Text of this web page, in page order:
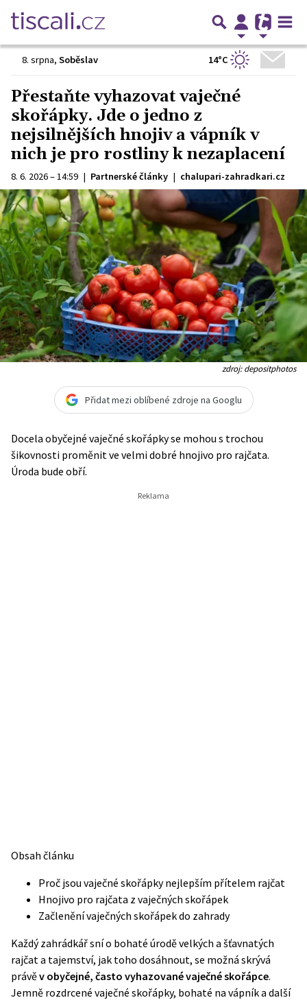
8. srpna, Soběslav 14°C
Přestaňte vyhazovat vaječné
skořápky. Jde o jedno z
nejsilnějších hnojiv a vápník v
nich je pro rostliny k nezaplacení
8. 6. 2026 – 14:59 | Partnerské články | chalupari-zahradkari.cz
zdroj: depositphotos
Přidat mezi oblíbené zdroje na Googlu
Docela obyčejné vaječné skořápky se mohou s trochou
šikovnosti proměnit ve velmi dobré hnojivo pro rajčata.
Úroda bude obří.
Obsah článku
Proč jsou vaječné skořápky nejlepším přítelem rajčat
Hnojivo pro rajčata z vaječných skořápek
Začlenění vaječných skořápek do zahrady
Každý zahrádkář sní o bohaté úrodě velkých a šťavnatých
rajčat a tajemství, jak toho dosáhnout, se možná skrývá
právěv obyčejné, často vyhazované vaječné skořápce.
Jemně rozdrcené vaječné skořápky, bohaté na vápník a další